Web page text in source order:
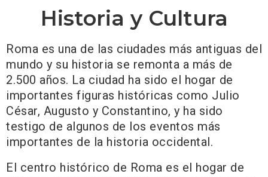
Historia y Cultura
Roma es una de las ciudades más antiguas del
mundo y su historia se remonta a más de
2.500 años. La ciudad ha sido el hogar de
importantes figuras históricas como Julio
César, Augusto y Constantino, y ha sido
testigo de algunos de los eventos más
importantes de la historia occidental.
El centro histórico de Roma es el hogar de